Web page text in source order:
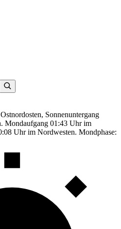
Sonnenuntergang
Mondaufgang 01:43 Uhr im
Uhr im Nordwesten. Mondphase: